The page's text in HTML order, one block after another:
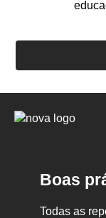
Logo
Boas
Todas as